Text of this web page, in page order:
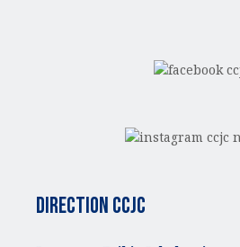
Direction CCJC